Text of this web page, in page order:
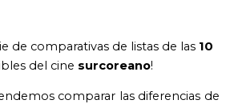
de comparativas de listas de las 10
del cine surcoreano!
comparar las diferencias de